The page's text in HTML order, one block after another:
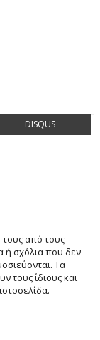
DISQUS
τους από τους
ή σχόλια που δεν
Τα
τους ίδιους και